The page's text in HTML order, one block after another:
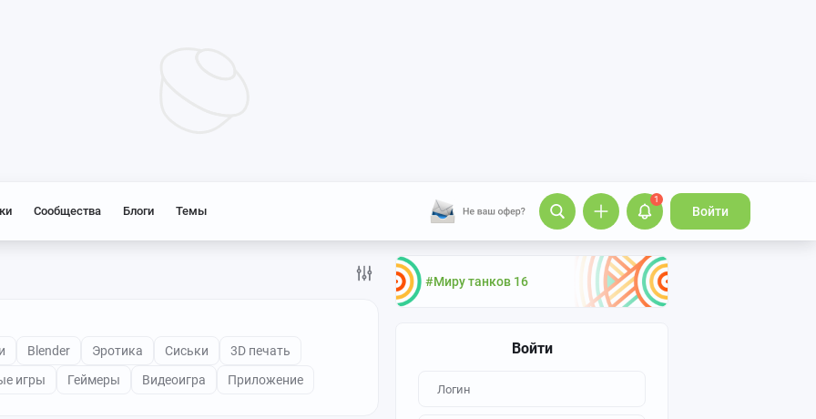
Сообщества Блоги Темы
1
Войти
#Миру танков 16
Войти
Blender Эротика Сиськи
3D печать
игры Геймеры Видеоигра
Приложение